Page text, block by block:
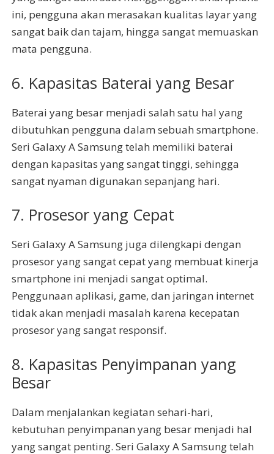
ini, pengguna akan merasakan kualitas layar yang
sangat baik dan tajam, hingga sangat memuaskan
mata pengguna.
6. Kapasitas Baterai yang Besar
Baterai yang besar menjadi salah satu hal yang
dibutuhkan pengguna dalam sebuah smartphone.
Seri Galaxy A Samsung telah memiliki baterai
dengan kapasitas yang sangat tinggi, sehingga
sangat nyaman digunakan sepanjang hari.
7. Prosesor yang Cepat
Seri Galaxy A Samsung juga dilengkapi dengan
prosesor yang sangat cepat yang membuat kinerja
smartphone ini menjadi sangat optimal.
Penggunaan aplikasi, game, dan jaringan internet
tidak akan menjadi masalah karena kecepatan
prosesor yang sangat responsif.
8. Kapasitas Penyimpanan yang
Besar
Dalam menjalankan kegiatan sehari-hari,
kebutuhan penyimpanan yang besar menjadi hal
yang sangat penting. Seri Galaxy A Samsung telah